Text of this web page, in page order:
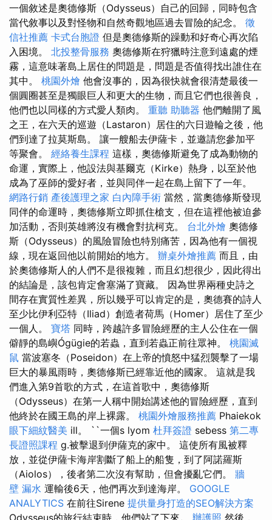
一個敘述是奧德修斯（Odysseus）自己的回歸，同時包含
當代敘事以及對怪物和自然奇觀地區過去冒險的紀念。 徵
信社推薦 卡式台胞證 但是奧德修斯的躁動和好奇心再次陷
入困境。 北投整骨服務 奧德修斯在狩獵時注意到遠處的煙
霧，這意味著島上居住的問題是，問題是否值得找出誰住在
其中。 桃園外燴 他會沒事的，因為很快就會很清楚最後一
個圓圈甚至是獨眼巨人和更大的生物，而且它們也很善良，
他們也以同樣的方式愛人類肉。 重聽 助聽器 他們離開了風
之王，在六天的巡遊（Lastaron）居住的六日遊輪之後，他
們到達了拉莫斯島。 讓一艘船去伊薩卡，並邀請您參加平
等聚會。 經絡養生課程 這樣，奧德修斯避免了成為動物的
命運，實際上，他設法與基爾克（Kirke）熱身，以至於他
成為了巫師的愛好者，並與同伴一起在島上留下了一年。
網路行銷 產後護理之家 白內障手術 當然，當奧德修斯發現
同伴的命運時，奧德修斯立即抓住槍支，但在這裡他被迫參
加活動，否則英雄將沒有機會對抗柯克。 台北外燴 奧德修
斯（Odysseus）的風險冒險也特別痛苦，因為他有一個視
線，現在返回他以前開始的地方。 辦桌外燴推薦 而且，由
於奧德修斯人的人們不是很複雜，而且幻想很少，因此得出
的結論是，該包肯定會塞滿了寶藏。 因為世界兩種史詩之
間存在實質性差異，所以幾乎可以肯定的是，奧德賽的詩人
至少比伊利亞特（Iliad）創造者荷馬（Homer）居住了至少
一個人。 寶塔 同時，跨越許多冒險經歷的主人公住在一個
僻靜的島嶼Ógügie的若蟲，直到若蟲正前往眾神。 桃園滅
鼠 當波塞冬（Poseidon）在上帝的憤怒中猛烈襲擊了一場
巨大的暴風雨時，奧德修斯已經靠近他的國家。 這就是我
們進入第9首歌的方式，在這首歌中，奧德修斯
（Odysseus）在第一人稱中開始講述他的冒險經歷，直到
他終於在國王島的岸上裸露。 桃園外燴服務推薦 Phaiekok
眼下細紋醫美 ill。 ``一個s lyom 杜拜簽證 sebess 第二專
長證照課程 g.被擊退到伊薩克的家中。 這使所有風被釋
放，並從伊薩卡海岸割斷了船上的船隻，到了阿諾羅斯
（Aiolos），後者第二次沒有幫助，但會擾亂它們。 牆
壁 漏水 運輸後6天，他們再次到達海岸。 GOOGLE
ANALYTICS 在前往Sirene 提供量身打造的SEO解決方案
Odysseus的旅行結束時，他們站了下來。 辦護照 然後，